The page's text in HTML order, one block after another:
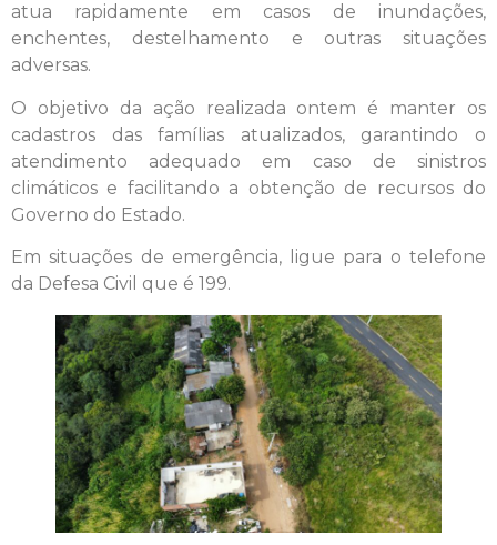
atua rapidamente em casos de inundações,
enchentes, destelhamento e outras situações
adversas.
O objetivo da ação realizada ontem é manter os
cadastros das famílias atualizados, garantindo o
atendimento adequado em caso de sinistros
climáticos e facilitando a obtenção de recursos do
Governo do Estado.
Em situações de emergência, ligue para o telefone
da Defesa Civil que é 199.